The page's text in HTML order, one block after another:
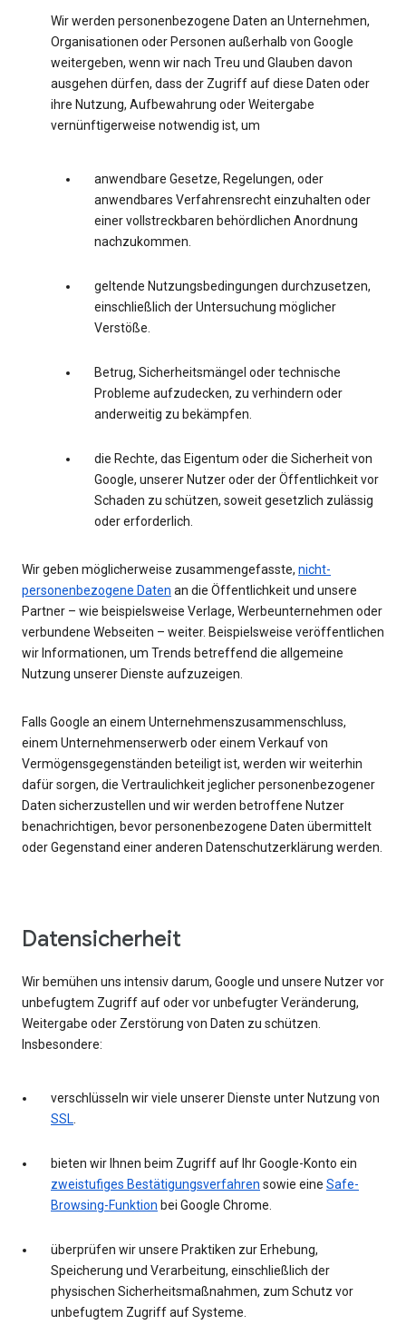
Wir werden personenbezogene Daten an Unternehmen,
Organisationen oder Personen außerhalb von Google
weitergeben, wenn wir nach Treu und Glauben davon
ausgehen dürfen, dass der Zugriff auf diese Daten oder
ihre Nutzung, Aufbewahrung oder Weitergabe
vernünftigerweise notwendig ist, um
anwendbare Gesetze, Regelungen, oder
anwendbares Verfahrensrecht einzuhalten oder
einer vollstreckbaren behördlichen Anordnung
nachzukommen.
geltende Nutzungsbedingungen durchzusetzen,
einschließlich der Untersuchung möglicher
Verstöße.
Betrug, Sicherheitsmängel oder technische
Probleme aufzudecken, zu verhindern oder
anderweitig zu bekämpfen.
die Rechte, das Eigentum oder die Sicherheit von
Google, unserer Nutzer oder der Öffentlichkeit vor
Schaden zu schützen, soweit gesetzlich zulässig
oder erforderlich.
Wir geben möglicherweise zusammengefasste, nicht-
personenbezogene Daten an die Öffentlichkeit und unsere
Partner – wie beispielsweise Verlage, Werbeunternehmen oder
verbundene Webseiten – weiter. Beispielsweise veröffentlichen
wir Informationen, um Trends betreffend die allgemeine
Nutzung unserer Dienste aufzuzeigen.
Falls Google an einem Unternehmenszusammenschluss,
einem Unternehmenserwerb oder einem Verkauf von
Vermögensgegenständen beteiligt ist, werden wir weiterhin
dafür sorgen, die Vertraulichkeit jeglicher personenbezogener
Daten sicherzustellen und wir werden betroffene Nutzer
benachrichtigen, bevor personenbezogene Daten übermittelt
oder Gegenstand einer anderen Datenschutzerklärung werden.
Datensicherheit
Wir bemühen uns intensiv darum, Google und unsere Nutzer vor
unbefugtem Zugriff auf oder vor unbefugter Veränderung,
Weitergabe oder Zerstörung von Daten zu schützen.
Insbesondere:
verschlüsseln wir viele unserer Dienste unter Nutzung von
SSL.
bieten wir Ihnen beim Zugriff auf Ihr Google-Konto ein
zweistufiges Bestätigungsverfahren sowie eine Safe-
Browsing-Funktion bei Google Chrome.
überprüfen wir unsere Praktiken zur Erhebung,
Speicherung und Verarbeitung, einschließlich der
physischen Sicherheitsmaßnahmen, zum Schutz vor
unbefugtem Zugriff auf Systeme.